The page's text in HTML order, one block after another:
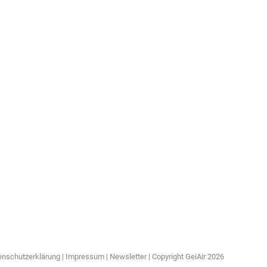
| Impressum | Newsletter | Copyright GeiAir 2026